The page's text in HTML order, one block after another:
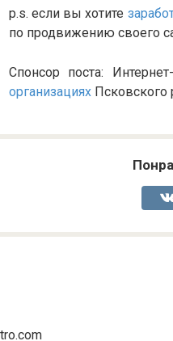
p.s. если вы хотите
по продвижению своего
Спонсор поста:
организациях Псковского